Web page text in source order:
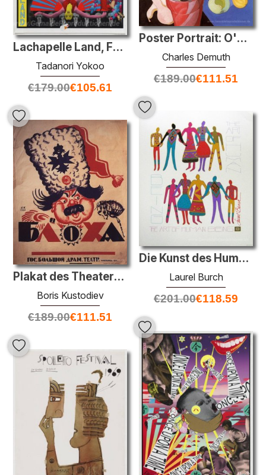
Poster Portrait: O'Keefe
Charles Demuth
€189.00€111.51
Lachapelle Land, Fotografien von David Lachapelle
Tadanori Yokoo
€179.00€105.61
Die Kunst des Human Being Sammlung
Laurel Burch
€201.00€118.59
Plakat des Theaterstücks "Flea"
Boris Kustodiev
€189.00€111.51